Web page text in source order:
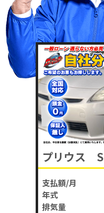
プリウス S
支払額/月
年式
排気量